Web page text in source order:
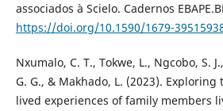
associados à Scielo. Cadernos
https://doi.org/10.1590/1679-
Nxumalo, C. T., Tokwe, L., Ngcobo, S.
G. G., & Makhado, L. (2023).
lived experiences of family members